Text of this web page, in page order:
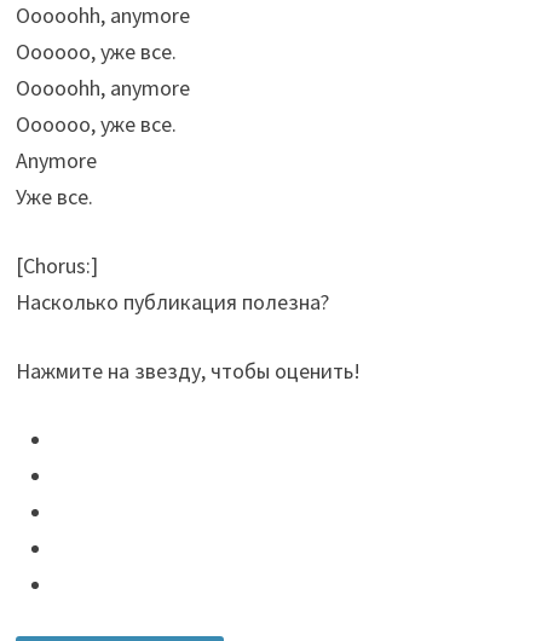
Ooooohh, anymore
Оооооо, уже все.
Ooooohh, anymore
Оооооо, уже все.
Anymore
Уже все.
[Chorus:]
Насколько публикация полезна?
Нажмите на звезду, чтобы оценить!